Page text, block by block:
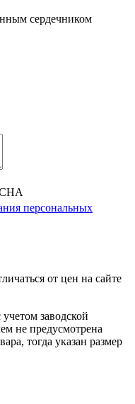
сердечником
персональных
от цен на сайте
заводской
не предусмотрена
тогда указан размер